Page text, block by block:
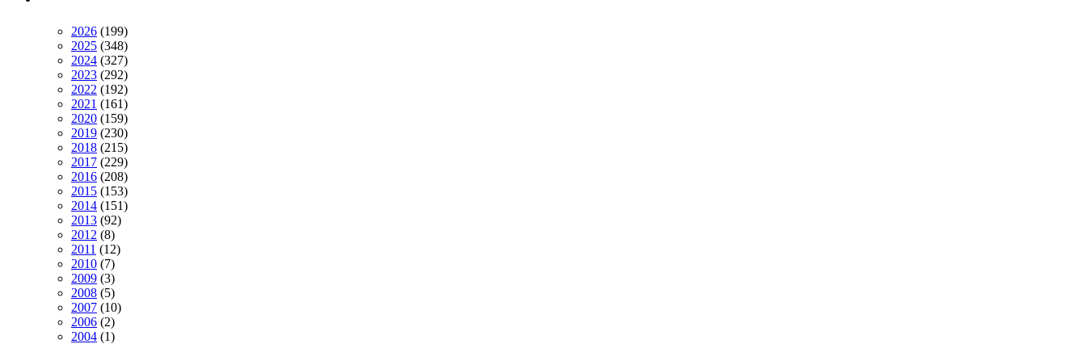
2026 (199)
2025 (348)
2024 (327)
2023 (292)
2022 (192)
2021 (161)
2020 (159)
2019 (230)
2018 (215)
2017 (229)
2016 (208)
2015 (153)
2014 (151)
2013 (92)
2012 (8)
2011 (12)
2010 (7)
2009 (3)
2008 (5)
2007 (10)
2006 (2)
2004 (1)